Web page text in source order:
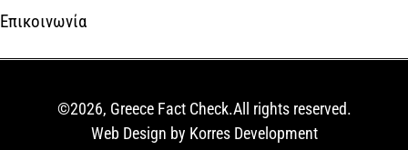
Επικοινωνία
©2026, Greece Fact Check.All rights reserved.
Web Design by Korres Development